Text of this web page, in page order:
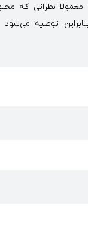
معمولا نظراتی که
بنابراین توصیه